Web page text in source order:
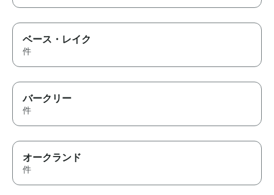
ベース・レイク
件
バークリー
件
オークランド
件